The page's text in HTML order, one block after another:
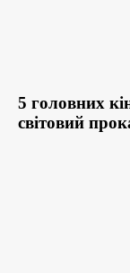
5 головних
світовий